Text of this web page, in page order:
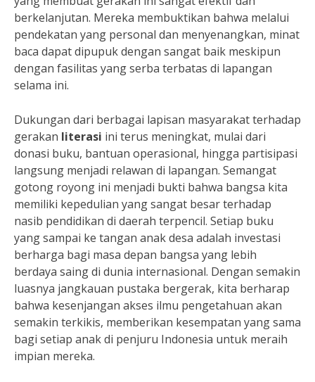
berkelanjutan. Mereka membuktikan bahwa melalui
pendekatan yang personal dan menyenangkan, minat
baca dapat dipupuk dengan sangat baik meskipun
dengan fasilitas yang serba terbatas di lapangan
selama ini.
Dukungan dari berbagai lapisan masyarakat terhadap
gerakan literasi ini terus meningkat, mulai dari
donasi buku, bantuan operasional, hingga partisipasi
langsung menjadi relawan di lapangan. Semangat
gotong royong ini menjadi bukti bahwa bangsa kita
memiliki kepedulian yang sangat besar terhadap
nasib pendidikan di daerah terpencil. Setiap buku
yang sampai ke tangan anak desa adalah investasi
berharga bagi masa depan bangsa yang lebih
berdaya saing di dunia internasional. Dengan semakin
luasnya jangkauan pustaka bergerak, kita berharap
bahwa kesenjangan akses ilmu pengetahuan akan
semakin terkikis, memberikan kesempatan yang sama
bagi setiap anak di penjuru Indonesia untuk meraih
impian mereka.